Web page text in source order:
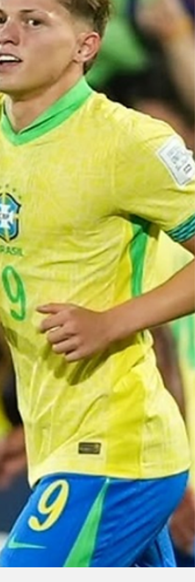
do Estadual. Com o resultado, o Tricolor